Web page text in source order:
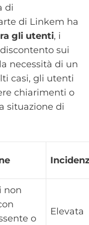
di
di Linkem ha
gli utenti, i
sui
necessità di un
casi, gli utenti
chiarimenti o
situazione di
non
o
Elevata